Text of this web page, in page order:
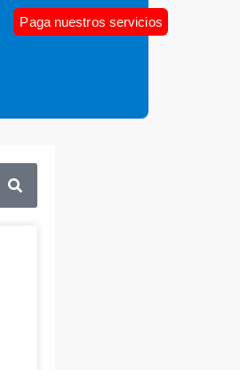
Paga nuestros servicios